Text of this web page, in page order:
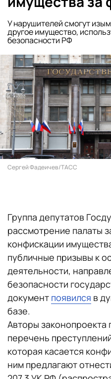
У нарушителей смогут
другое имущество,
безопасности РФ
Сергей Фадеичев/ТАСС
Группа депутатов
рассмотрение палаты
конфискации
публичные призывы к
деятельности,
безопасности
документ появился в
базе.
Авторы
перечень
которая касается
ним предлагают